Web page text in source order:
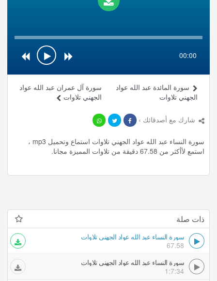
00:00
سورة آل عمران عبد الله عواد
الجهني تلاوات
سورة المائدة عبد الله عواد
الجهني تلاوات
شارك مع أصدقائك ›
سورة النساء عبد الله عواد الجهني تلاوات استماع وتحميل mp3 ،
استمع لأأكثر من 67.58 دقيقة من تلاوات المميزة مجانا.
ذات صلة
سورة النساء عبد الله عواد الجهني تلاوات
67.58
سورة النساء عبد الله عواد الجهني تلاوات
1:7:34